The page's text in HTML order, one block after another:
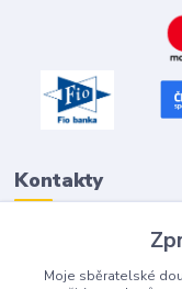
Kontakty
info@tivan.cz
Moje sběratelské